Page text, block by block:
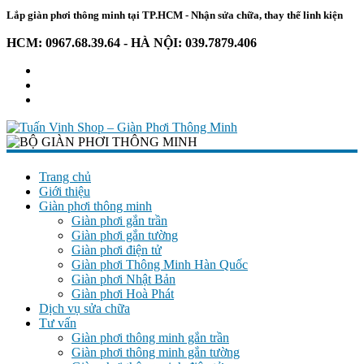
Lắp giàn phơi thông minh tại TP.HCM - Nhận sửa chữa, thay thế linh kiện
HCM: 0967.68.39.64 - HÀ NỘI: 039.7879.406
Tuấn
Vinh
Shop
Chuyên
giàn
Trang chủ
Giới thiệu
Giàn phơi thông minh
Giàn phơi gắn trần
Giàn phơi gắn tường
Giàn phơi điện tử
Giàn phơi Thông Minh Hàn Quốc
Giàn phơi Nhật Bản
Giàn phơi Hoà Phát
Dịch vụ sửa chữa
Tư vấn
Giàn phơi thông minh gắn trần
Giàn phơi thông minh gắn tường